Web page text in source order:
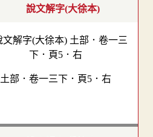
說文解字(大徐本)
土部．卷一三下．頁5．右